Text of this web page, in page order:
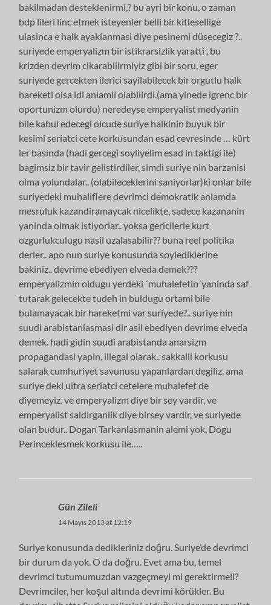
bakilmadan desteklenirmi,? bu ayri bir konu, o zaman
bdp lileri linc etmek isteyenler belli bir kitlesellige
ulasinca e halk ayaklanmasi diye pesinemi düsecegiz ?..
suriyede emperyalizm bir istikrarsizlik yaratti , bu
krizden devrim cikarabilirmiyiz gibi bir soru, eger
suriyede gercekten ilerici sayilabilecek bir orgutlu halk
hareketi olsa idi anlamli olabilirdi.(ama yinede igrenc bir
oportunizm olurdu) neredeyse emperyalist medyanin
bile kabul edecegi olcude suriye halkinin buyuk bir
kesimi seriatci cete korkusundan esad cevresinde … kürt
ler basinda (hadi gercegi soyliyelim esad in taktigi ile)
bagimsiz bir tavir gelistirdiler, simdi suriye nin barzanisi
olma yolundalar.. (olabileceklerini saniyorlar)ki onlar bile
suriyedeki muhaliflere devrimci demokratik anlamda
mesruluk kazandiramaycak nicelikte, sadece kazananin
yaninda olmak istiyorlar.. yoksa gericilerle kurt
ozgurlukculugu nasil uzalasabilir?? buna reel politika
derler.. apo nun suriye konusunda soylediklerine
bakiniz.. devrime ebediyen elveda demek???
emperyalizmin oldugu yerdeki `muhalefetin`yaninda saf
tutarak gelecekte tudeh in buldugu ortami bile
bulamayacak bir hareketmi var suriyede?.. suriye nin
suudi arabistanlasmasi dir asil ebediyen devrime elveda
demek. hadi gidin suudi arabistanda anarsizm
propagandasi yapin, illegal olarak.. sakkalli korkusu
salarak cumhuriyet savunusu yapanlardan degiliz. ama
suriye deki ultra seriatci cetelere muhalefet de
diyemeyiz. ve emperyalizm diye bir sey vardir, ve
emperyalist saldirganlik diye birsey vardir, ve suriyede
olan budur.. Dogan Tarkanlasmanin alemi yok, Dogu
Perinceklesmek korkusu ile…..
Gün Zileli
14 Mayıs 2013 at 12:19
Suriye konusunda dedikleriniz doğru. Suriye’de devrimci
bir durum da yok. O da doğru. Evet ama bu, temel
devrimci tutumumuzdan vazgeçmeyi mi gerektirmeli?
Devrimciler, her koşul altında devrimi körükler. Bu